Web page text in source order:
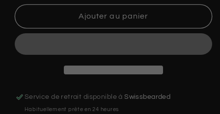
T-
Raging
T-
shirt
Raging
Ajouter au panier
Service de retrait disponible àSwissbearded
Habituellement prête en 24 heures